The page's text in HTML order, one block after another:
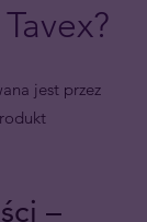
jest przez
–